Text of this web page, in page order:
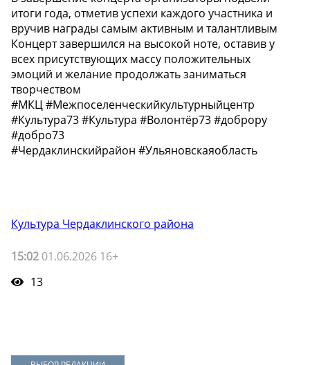
итоги года, отметив успехи каждого участника и
вручив награды самым активным и талантливым
Концерт завершился на высокой ноте, оставив у
всех присутствующих массу положительных
эмоций и желание продолжать заниматься
творчеством
#МКЦ #Межпоселенческийкультурныйцентр
#Культура73 #Культура #Волонтёр73 #доброру
#добро73
#Чердаклинскийрайон #Ульяновскаяобласть
Культура Чердаклинского района
15:02 01.06.2026 16+
13